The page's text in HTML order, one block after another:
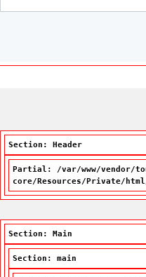
Section: Header
Partial: /var/www/vendor/
core/Resources/Private/
Section: Main
Section: main